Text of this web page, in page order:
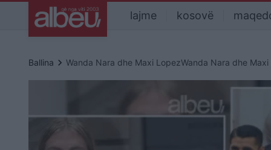
lajme kosovë
Ballina keyboard_arrow_right Wanda Nara dhe Maxi LopezWanda Nara dhe